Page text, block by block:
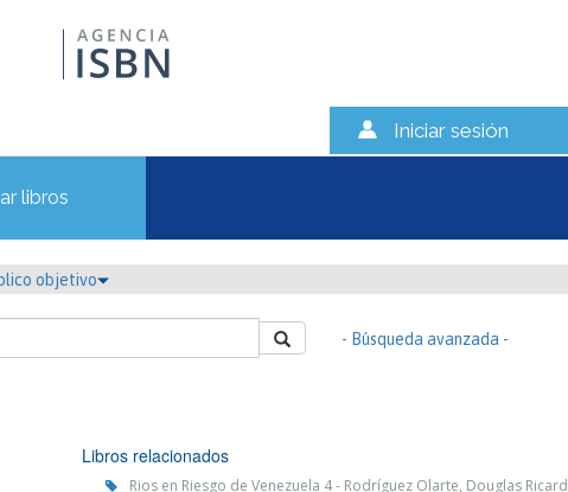
Iniciar sesión
libros
objetivo
- Búsqueda avanzada -
Libros relacionados
Rios en Riesgo de Venezuela 4 - Rodríguez Olarte, Douglas